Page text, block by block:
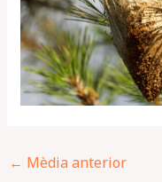
← Mèdia anterior